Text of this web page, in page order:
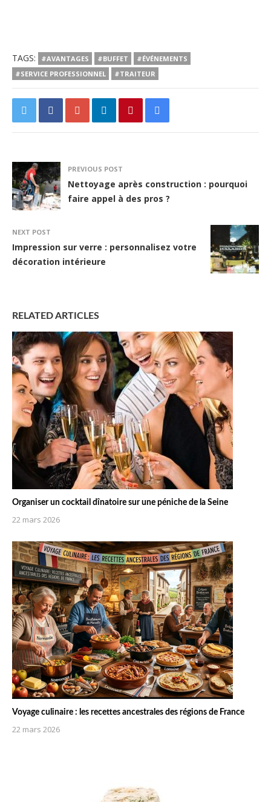
TAGS: #AVANTAGES #BUFFET
#ÉVÉNEMENTS
#SERVICE PROFESSIONNEL
#TRAITEUR
PREVIOUS POST
Nettoyage après construction : pourquoi
faire appel à des pros ?
NEXT POST
Impression sur verre : personnalisez votre
décoration intérieure
RELATED ARTICLES
Organiser un cocktail dînatoire sur une péniche de la Seine
22 mars 2026
Voyage culinaire : les recettes ancestrales des régions de France
22 mars 2026